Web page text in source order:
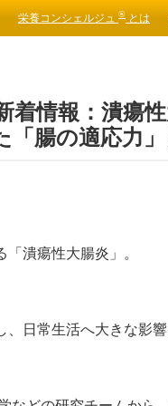
栄養コンシェルジュ ® とは
着情報：潰瘍
「腸の適応力
潰瘍性大腸炎」。
、日常生活へ大きな影